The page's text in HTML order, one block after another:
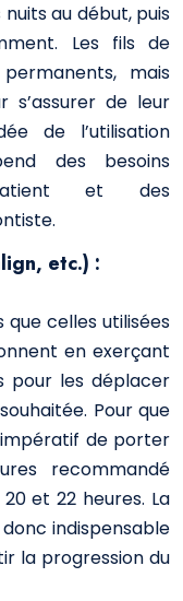
au début, puis
Les fils de
mais
s’assurer de leur
de l’utilisation
des besoins
et des
etc.) :
que celles utilisées
en exerçant
pour les déplacer
Pour que
de porter
recommandé
et 22 heures. La
indispensable
la progression du